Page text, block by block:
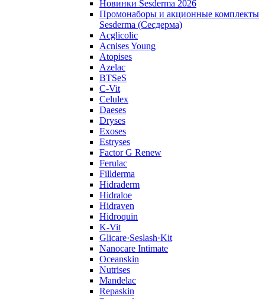
Новинки Sesderma 2026
Промонаборы и акционные комплекты
Sesderma (Сесдерма)
Acglicolic
Acnises Young
Atopises
Azelac
BTSeS
C‑Vit
Celulex
Daeses
Dryses
Exoses
Estryses
Factor G Renew
Ferulac
Fillderma
Hidraderm
Hidraloe
Hidraven
Hidroquin
K-Vit
Glicare·Seslash·Kit
Nanocare Intimate
Oceanskin
Nutrises
Mandelac
Repaskin